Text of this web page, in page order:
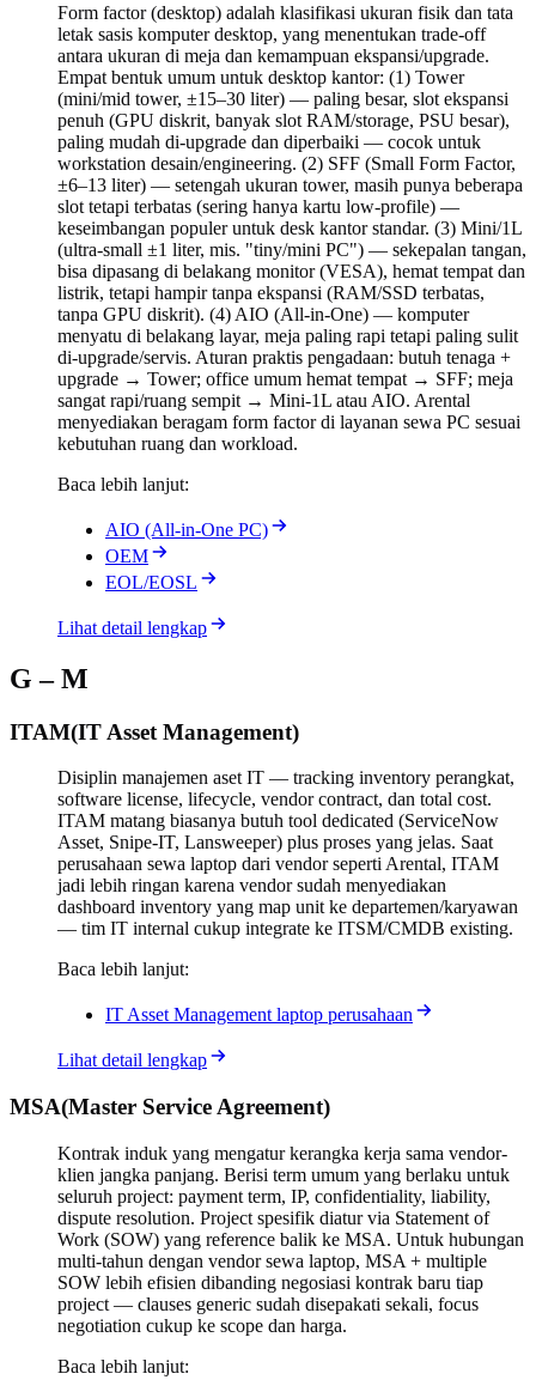
Form factor (desktop) adalah klasifikasi ukuran fisik dan tata
letak sasis komputer desktop, yang menentukan trade-off
antara ukuran di meja dan kemampuan ekspansi/upgrade.
Empat bentuk umum untuk desktop kantor: (1) Tower
(mini/mid tower, ±15–30 liter) — paling besar, slot ekspansi
penuh (GPU diskrit, banyak slot RAM/storage, PSU besar),
paling mudah di-upgrade dan diperbaiki — cocok untuk
workstation desain/engineering. (2) SFF (Small Form Factor,
±6–13 liter) — setengah ukuran tower, masih punya beberapa
slot tetapi terbatas (sering hanya kartu low-profile) —
keseimbangan populer untuk desk kantor standar. (3) Mini/1L
(ultra-small ±1 liter, mis. "tiny/mini PC") — sekepalan tangan,
bisa dipasang di belakang monitor (VESA), hemat tempat dan
listrik, tetapi hampir tanpa ekspansi (RAM/SSD terbatas,
tanpa GPU diskrit). (4) AIO (All-in-One) — komputer
menyatu di belakang layar, meja paling rapi tetapi paling sulit
di-upgrade/servis. Aturan praktis pengadaan: butuh tenaga +
upgrade → Tower; office umum hemat tempat → SFF; meja
sangat rapi/ruang sempit → Mini-1L atau AIO. Arental
menyediakan beragam form factor di layanan sewa PC sesuai
kebutuhan ruang dan workload.
Baca lebih lanjut:
AIO (All-in-One PC)
OEM
EOL/EOSL
Lihat detail lengkap
G – M
ITAM(IT Asset Management)
Disiplin manajemen aset IT — tracking inventory perangkat,
software license, lifecycle, vendor contract, dan total cost.
ITAM matang biasanya butuh tool dedicated (ServiceNow
Asset, Snipe-IT, Lansweeper) plus proses yang jelas. Saat
perusahaan sewa laptop dari vendor seperti Arental, ITAM
jadi lebih ringan karena vendor sudah menyediakan
dashboard inventory yang map unit ke departemen/karyawan
— tim IT internal cukup integrate ke ITSM/CMDB existing.
Baca lebih lanjut:
IT Asset Management laptop perusahaan
Lihat detail lengkap
MSA(Master Service Agreement)
Kontrak induk yang mengatur kerangka kerja sama vendor-
klien jangka panjang. Berisi term umum yang berlaku untuk
seluruh project: payment term, IP, confidentiality, liability,
dispute resolution. Project spesifik diatur via Statement of
Work (SOW) yang reference balik ke MSA. Untuk hubungan
multi-tahun dengan vendor sewa laptop, MSA + multiple
SOW lebih efisien dibanding negosiasi kontrak baru tiap
project — clauses generic sudah disepakati sekali, focus
negotiation cukup ke scope dan harga.
Baca lebih lanjut: